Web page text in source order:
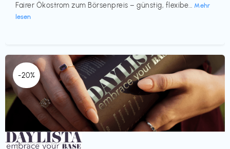
Fairer Ökostrom zum Börsenpreis – günstig, flexibe... Mehr
lesen
-20%
Gesundheit & Wellness